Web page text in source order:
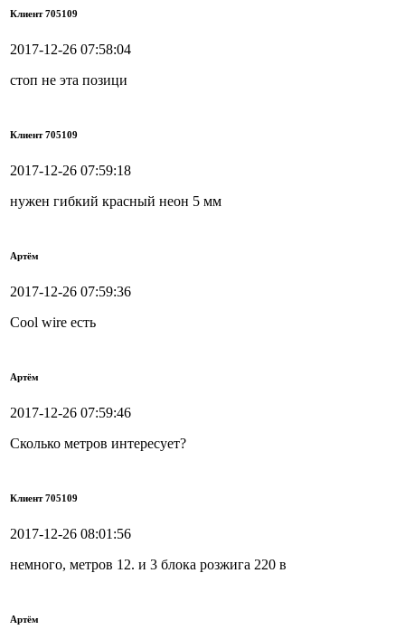
Клиент 705109
2017-12-26 07:58:04
стоп не эта позици
Клиент 705109
2017-12-26 07:59:18
нужен гибкий красный неон 5 мм
Артём
2017-12-26 07:59:36
Cool wire есть
Артём
2017-12-26 07:59:46
Сколько метров интересует?
Клиент 705109
2017-12-26 08:01:56
немного, метров 12. и 3 блока розжига 220 в
Артём